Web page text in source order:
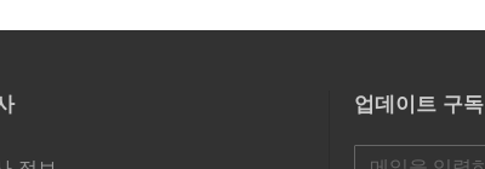
업데이트 구독